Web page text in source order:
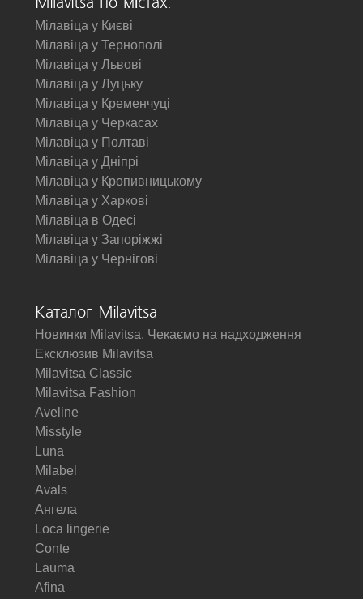
Milavitsa по містах:
Мілавіца у Києві
Мілавіца у Тернополі
Мілавіца у Львові
Мілавіца у Луцьку
Мілавіца у Кременчуці
Мілавіца у Черкасах
Мілавіца у Полтаві
Мілавіца у Дніпрі
Мілавіца у Кропивницькому
Мілавіца у Харкові
Мілавіца в Одесі
Мілавіца у Запоріжжі
Мілавіца у Чернігові
Каталог Milavitsa
Новинки Milavitsa. Чекаємо на надходження
Ексклюзив Milavitsa
Milavitsa Classic
Milavitsa Fashion
Aveline
Misstyle
Luna
Milabel
Avals
Ангела
Loca lingerie
Conte
Lauma
Afina